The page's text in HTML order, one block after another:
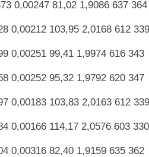
0,00247 81,02 1,9086 637
0,00212 103,95 2,0168 612
0,00251 99,41 1,9974 616 343
0,00252 95,32 1,9792 620 347
0,00183 103,83 2,0163 612
0,00166 114,17 2,0576 603 330
0,00316 82,40 1,9159 635 362